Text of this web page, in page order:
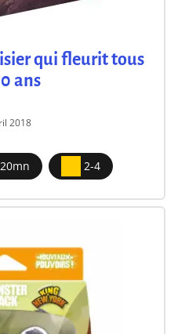
qui fleurit tous
ans
2018
20mn 2-4